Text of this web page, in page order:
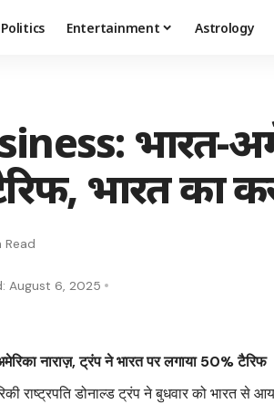
Politics Entertainment Astrology
भारत-
भारत का
August 6, 2025
Read
नाराज़, ट्रंप ने भारत पर लगाया 50% टैरिफ
राष्ट्रपति डोनाल्ड ट्रंप ने बुधवार को भारत से